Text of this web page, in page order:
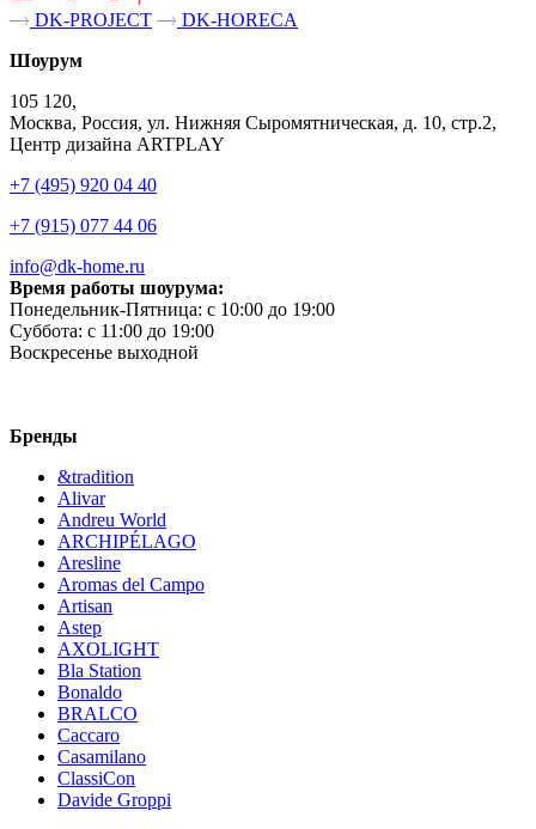
DK-PROJECT
DK-HORECA
Шоурум
105 120,
Москва, Россия, ул. Нижняя Сыромятническая, д. 10, стр.2,
Центр дизайна ARTPLAY
+7 (495) 920 04 40
+7 (915) 077 44 06
info@dk-home.ru
Время работы шоурума:
Понедельник-Пятница: c 10:00 до 19:00
Суббота: c 11:00 до 19:00
Воскресенье выходной
Бренды
&tradition
Alivar
Andreu World
ARCHIPÉLAGO
Aresline
Aromas del Campo
Artisan
Astep
AXOLIGHT
Bla Station
Bonaldo
BRALCO
Caccaro
Casamilano
ClassiCon
Davide Groppi